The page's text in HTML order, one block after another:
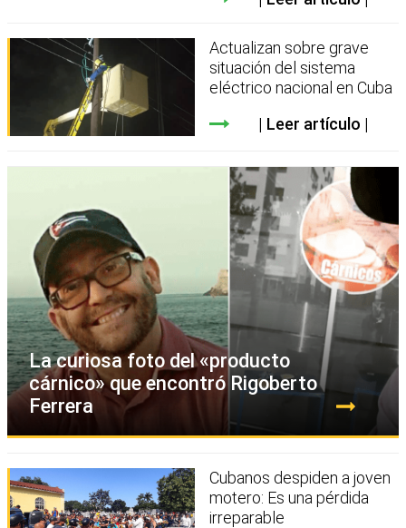
Actualizan sobre grave
situación del sistema
eléctrico nacional en Cuba
Leer artículo
La curiosa foto del «producto
cárnico» que encontró Rigoberto
Ferrera
Cubanos despiden a joven
motero: Es una pérdida
irreparable